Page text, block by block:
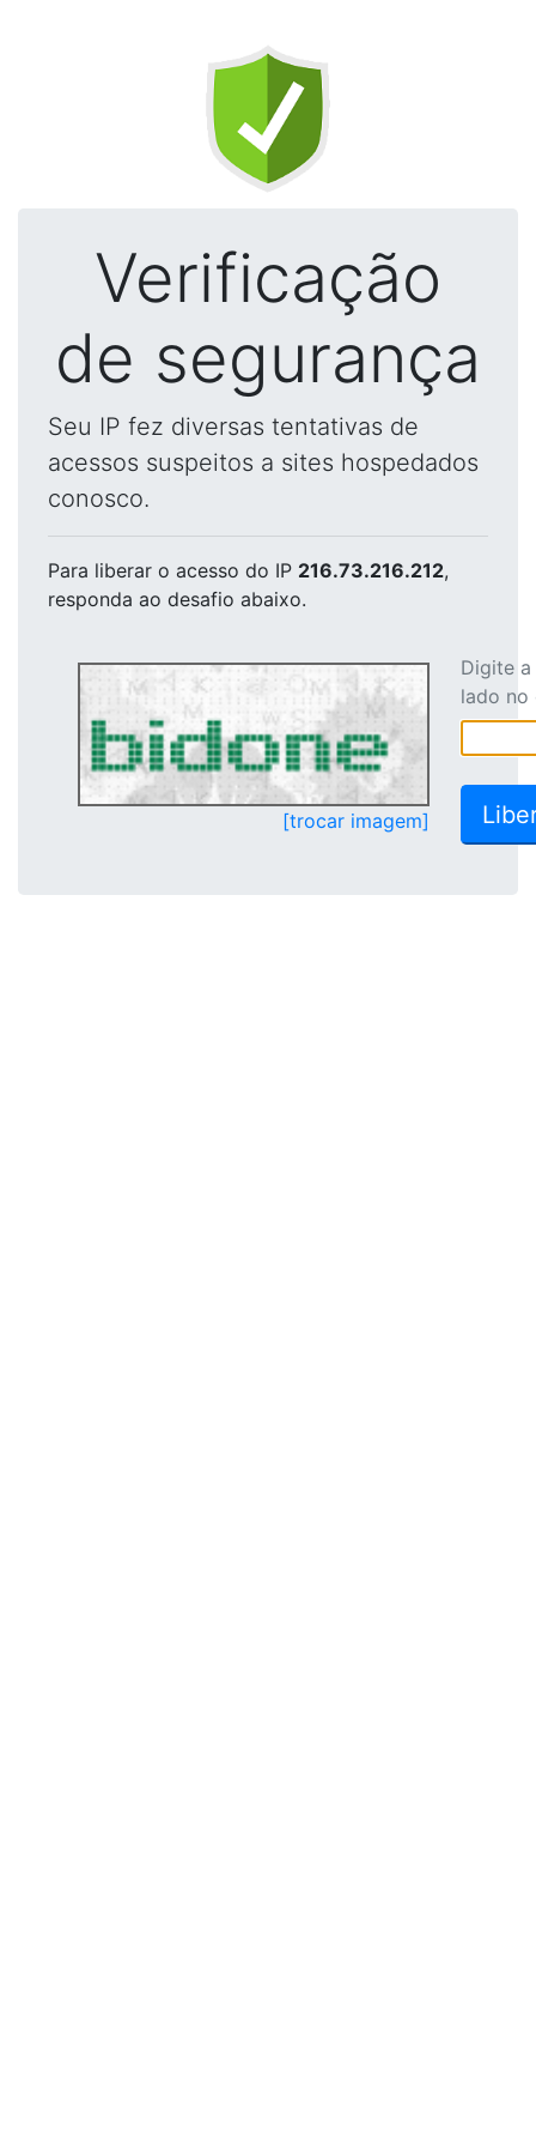
Verificação
de segurança
Seu IP fez diversas tentativas de
acessos suspeitos a sites hospedados
conosco.
Para liberar o acesso do IP 216.73.216.212,
responda ao desafio abaixo.
[trocar imagem]
Digite
lado no